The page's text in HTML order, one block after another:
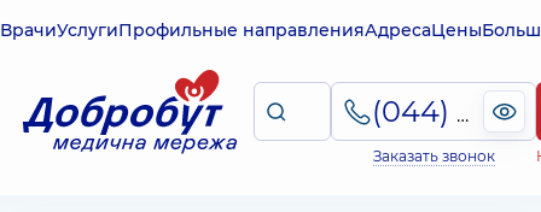
ВрачиУслугиПрофильные направленияАдресаЦены
(044) 495-2-888
Заказать звонок